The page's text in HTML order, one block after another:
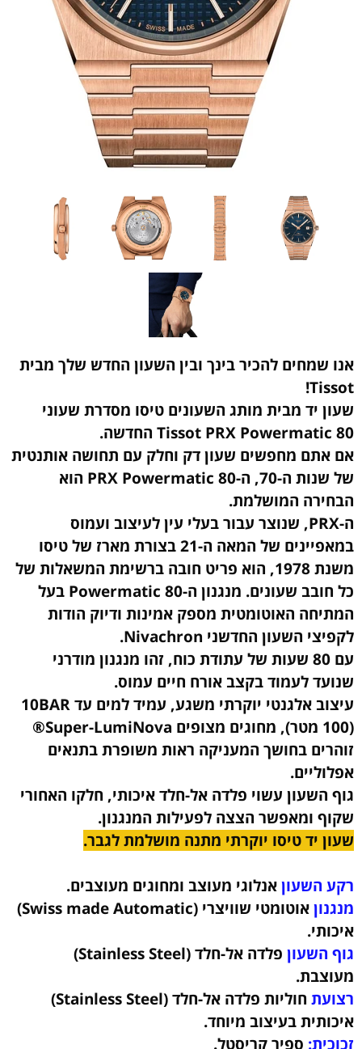
אנו שמחים להכיר בינך ובין השעון החדש שלך מבית
Tissot!
שעון יד מבית מותג השעונים טיסו מסדרת שעוני
Tissot PRX Powermatic 80 החדשה.
אם אתם מחפשים שעון דק וחלק עם תחושה אותנטית
של שנות ה-70, ה-PRX Powermatic 80 הוא
הבחירה המושלמת.
ה-PRX, שנוצר עבור בעלי עין לעיצוב ועמוס
במאפיינים של המאה ה-21 בצורת מארז של טיסו
משנת 1978, הוא פריט חובה ברשימת המשאלות של
כל חובב שעונים. מנגנון ה-Powermatic 80 בעל
המתיחה האוטומטית מספק אמינות ודיוק הודות
לקפיצי השעון החדשני Nivachron.
עם 80 שעות של עתודת כוח, זהו מנגנון מודרני
שנועד לעמוד בקצב אורח חיים עמוס.
עיצוב אלגנטי יוקרתי משגע, עמיד למים עד 10BAR
(100 מטר), מחוגים מצופים Super-LumiNova®
זוהרים בחושך המעניקה ראות משופרת בתנאים
אפלוליים.
גוף השעון עשוי פלדה אל-חלד איכותי, חלקו האחורי
שקוף ומאפשר הצצה לפעילות המנגנון.
שעון יד טיסו יוקרתי מתנה מושלמת לגבר.
רקע השעוןאנלוגי מעוצב ומחוגים מעוצבים.
מנגנון
אוטומטי שוויצרי (Swiss made Automatic)
איכותי.
גוף השעוןפלדה אל-חלד (Stainless Steel)
מעוצבת.
רצועת
חוליות פלדה אל-חלד (Stainless Steel)
איכותיתבעיצוב מיוחד.
זכוכית:ספיר קריסטל.